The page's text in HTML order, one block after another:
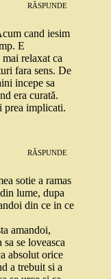
RĂSPUNDE
cand iesim
E
relaxat ca
fara sens. De
incepe sa
era curată.
prea implicati.
RĂSPUNDE
sotie a ramas
lume, dupa
din ce in ce
amandoi,
se loveasca
absolut orice
a trebuit si a